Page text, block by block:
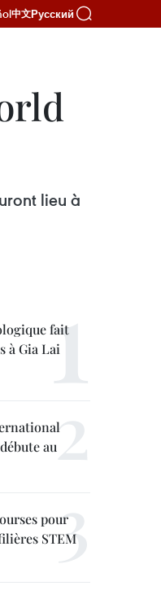
中文Русский
lieu à
fait
à Gia Lai
au
pour
STEM